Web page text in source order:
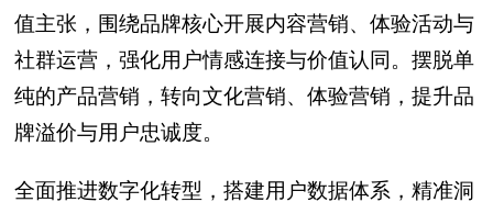
值主张，围绕品牌核心开展内容营销、体验活动与
社群运营，强化用户情感连接与价值认同。摆脱单
纯的产品营销，转向文化营销、体验营销，提升品
牌溢价与用户忠诚度。
全面推进数字化转型，搭建用户数据体系，精准洞